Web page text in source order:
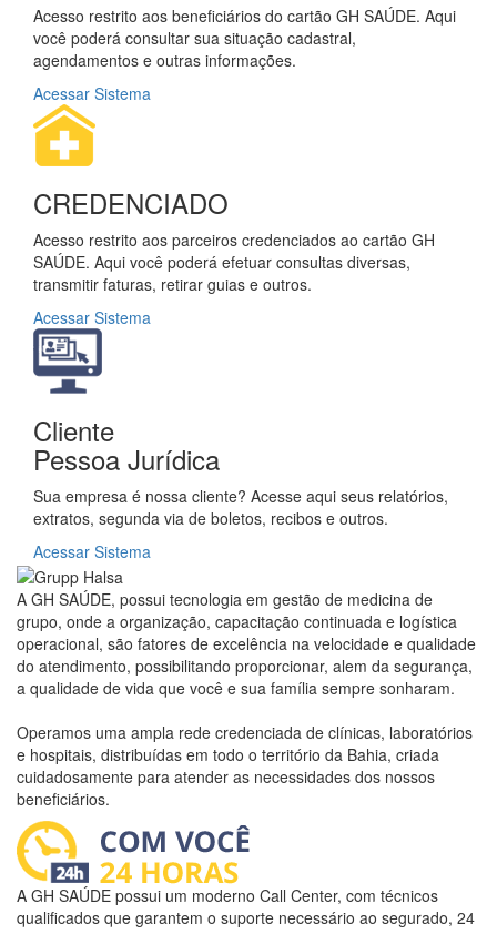
Acesso restrito aos beneficiários do cartão GH SAÚDE. Aqui
você poderá consultar sua situação cadastral,
agendamentos e outras informações.
Acessar Sistema
CREDENCIADO
Acesso restrito aos parceiros credenciados ao cartão GH
SAÚDE. Aqui você poderá efetuar consultas diversas,
transmitir faturas, retirar guias e outros.
Acessar Sistema
Cliente
Pessoa Jurídica
Sua empresa é nossa cliente? Acesse aqui seus relatórios,
extratos, segunda via de boletos, recibos e outros.
Acessar Sistema
A GH SAÚDE, possui tecnologia em gestão de medicina de
grupo, onde a organização, capacitação continuada e logística
operacional, são fatores de excelência na velocidade e qualidade
do atendimento, possibilitando proporcionar, alem da segurança,
a qualidade de vida que você e sua família sempre sonharam.
Operamos uma ampla rede credenciada de clínicas, laboratórios
e hospitais, distribuídas em todo o território da Bahia, criada
cuidadosamente para atender as necessidades dos nossos
beneficiários.
A GH SAÚDE possui um moderno Call Center, com técnicos
qualificados que garantem o suporte necessário ao segurado, 24